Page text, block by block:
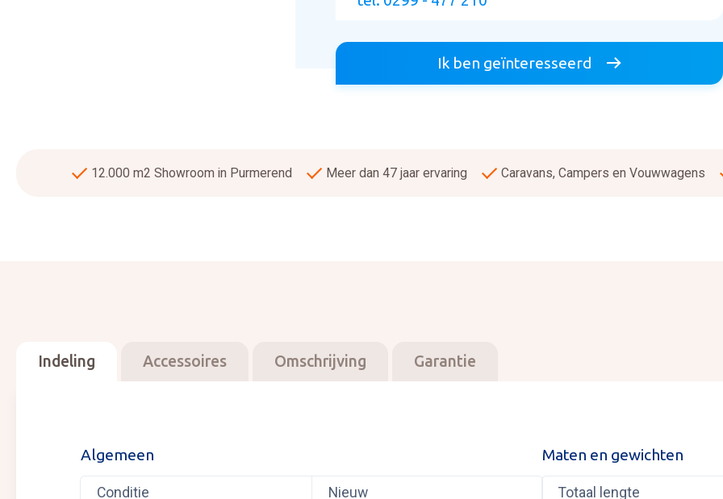
Ik ben geïnteresseerd
12.000 m2 Showroom in Purmerend Meer dan 47 jaar ervaring Caravans, Campers en Vouwwagens
Indeling Accessoires Omschrijving Garantie
Algemeen
Conditie Nieuw
Maten en gewichten
Totaal lengte